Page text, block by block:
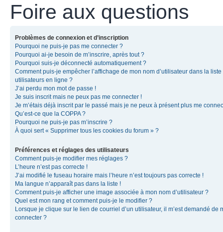
Foire aux questions
Problèmes de connexion et d’inscription
Pourquoi ne puis-je pas me connecter ?
Pourquoi ai-je besoin de m’inscrire, après tout ?
Pourquoi suis-je déconnecté automatiquement ?
Comment puis-je empêcher l’affichage de mon nom d’utilisateur dans la liste
utilisateurs en ligne ?
J’ai perdu mon mot de passe !
Je suis inscrit mais ne peux pas me connecter !
Je m’étais déjà inscrit par le passé mais je ne peux à présent plus me
Qu’est-ce que la COPPA ?
Pourquoi ne puis-je pas m’inscrire ?
À quoi sert « Supprimer tous les cookies du forum » ?
Préférences et réglages des utilisateurs
Comment puis-je modifier mes réglages ?
L’heure n’est pas correcte !
J’ai modifié le fuseau horaire mais l’heure n’est toujours pas correcte !
Ma langue n’apparaît pas dans la liste !
Comment puis-je afficher une image associée à mon nom d’utilisateur ?
Quel est mon rang et comment puis-je le modifier ?
Lorsque je clique sur le lien de courriel d’un utilisateur, il m’est demandé de
connecter ?